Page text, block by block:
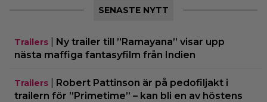
SENASTE NYTT
Trailers
Ny trailer till ”Ramayana” visar upp
nästa maffiga fantasyfilm från Indien
Trailers
Robert Pattinson är på pedofiljakt i
trailern för ”Primetime” – kan bli en av höstens